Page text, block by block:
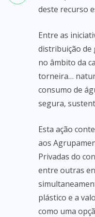
deste recurso
Entre as
distribuição de
no âmbito da
torneira…
consumo de
segura,
Esta ação
aos
Privadas do
entre outras
plástico e a
como uma